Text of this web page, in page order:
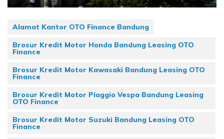
Alamat Kantor OTO Finance Bandung
Brosur Kredit Motor Honda Bandung Leasing OTO
Finance
Brosur Kredit Motor Kawasaki Bandung Leasing OTO
Finance
Brosur Kredit Motor Piaggio Vespa Bandung Leasing
OTO Finance
Brosur Kredit Motor Suzuki Bandung Leasing OTO
Finance